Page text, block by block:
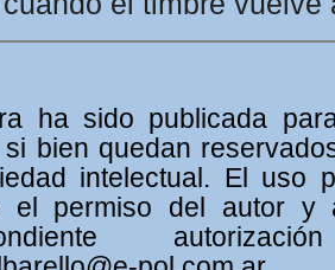
ha sido publicada
si bien quedan
intelectual. El uso
el permiso del autor